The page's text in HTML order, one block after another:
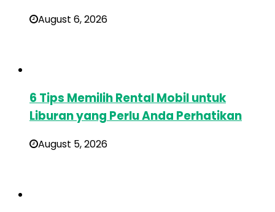
August 6, 2026
6 Tips Memilih Rental Mobil untuk
Liburan yang Perlu Anda Perhatikan
August 5, 2026